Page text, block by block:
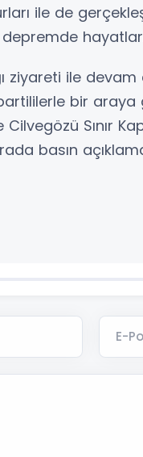
ile de
ziyareti ile
bir
Sınır
basın
E-